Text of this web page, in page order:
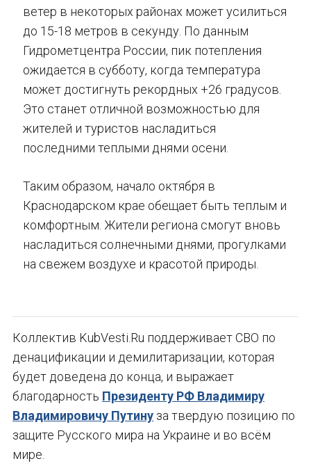
ветер в некоторых районах может усилиться
до 15-18 метров в секунду. По данным
Гидрометцентра России, пик потепления
ожидается в субботу, когда температура
может достигнуть рекордных +26 градусов.
Это станет отличной возможностью для
жителей и туристов насладиться
последними теплыми днями осени.
Таким образом, начало октября в
Краснодарском крае обещает быть теплым и
комфортным. Жители региона смогут вновь
насладиться солнечными днями, прогулками
на свежем воздухе и красотой природы.
Коллектив KubVesti.Ru поддерживает СВО по
денацификации и демилитаризации, которая
будет доведена до конца, и выражает
благодарность Президенту РФ Владимиру
Владимировичу Путину за твердую позицию по
защите Русского мира на Украине и во всём
мире.